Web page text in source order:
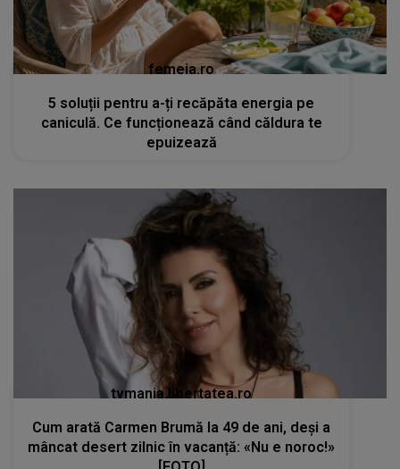
femeia.ro
5 soluții pentru a-ți recăpăta energia pe
caniculă. Ce funcționează când căldura te
epuizează
tvmania.libertatea.ro
Cum arată Carmen Brumă la 49 de ani, deși a
mâncat desert zilnic în vacanță: «Nu e noroc!»